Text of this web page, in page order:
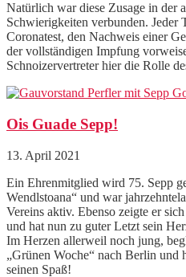
Natürlich war diese Zusage in der
Schwierigkeiten verbunden. Jeder
Coronatest, den Nachweis einer
der vollständigen Impfung
Schnoizervertreter hier die Rolle
Ois Guade Sepp!
13. April 2021
Ein Ehrenmitglied wird 75. Sepp
Wendlstoana“ und war
Vereins aktiv. Ebenso zeigte er
und hat nun zu guter Letzt sein
Im Herzen allerweil noch jung,
„Grünen Woche“ nach Berlin und
seinen Spaß!